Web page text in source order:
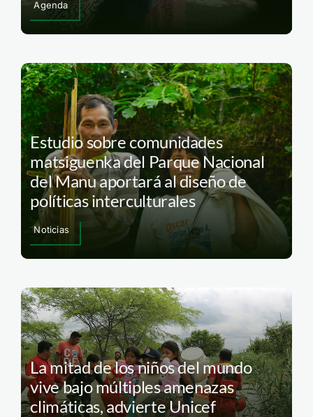
Agenda
Estudio sobre comunidades
matsiguenka del Parque Nacional
del Manu aportará al diseño de
políticas interculturales
Noticias
La mitad de los niños del mundo
vive bajo múltiples amenazas
climáticas, advierte Unicef